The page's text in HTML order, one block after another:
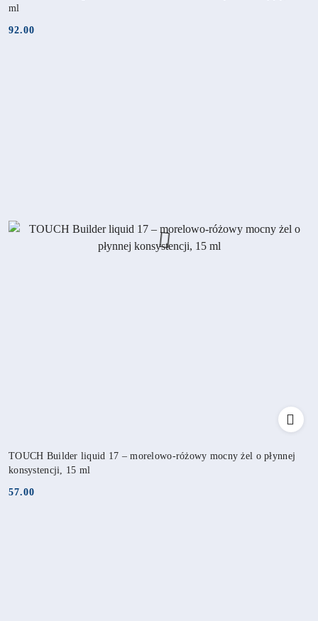
ml
Cena:
92.00
TOUCH Builder liquid 17 – morelowo-różowy mocny żel o płynnej
konsystencji, 15 ml
Cena:
57.00